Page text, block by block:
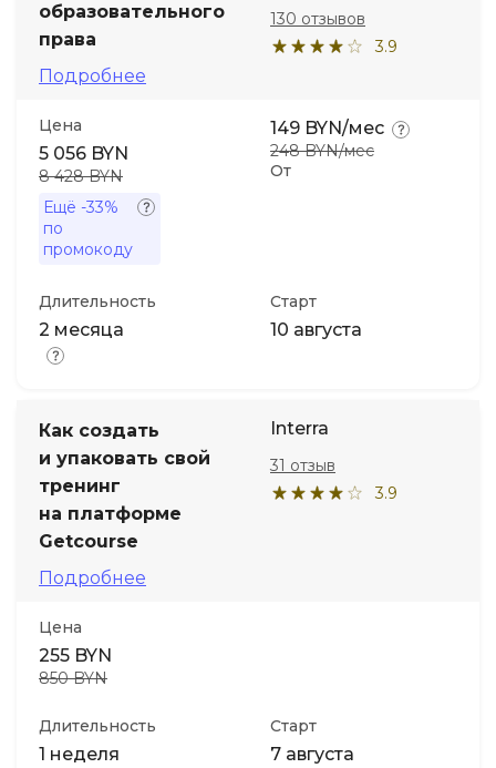
образовательного
права
Подробнее
3.9
130 отзывов
Цена
5 056 BYN
8 428 BYN
Ещё -33%
по
промокоду
От
149 BYN/мес
248 BYN/мес
Длительность
2 месяца
Старт
10 августа
Как создать
и упаковать свой
тренинг
на платформе
Getcourse
Подробнее
Interra
3.9
31 отзыв
Цена
255 BYN
850 BYN
Длительность
1 неделя
Старт
7 августа